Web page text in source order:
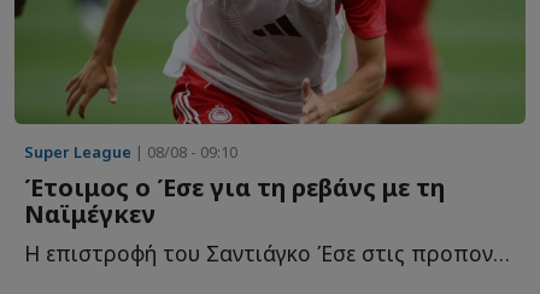
Super League | 08/08 - 09:10
Έτοιμος ο Έσε για τη ρεβάνς με τη
Ναϊμέγκεν
Η επιστροφή του Σαντιάγκο Έσε στις προπονήσεις αλλάζει τ...